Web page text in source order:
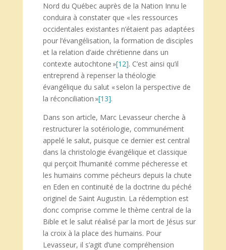
Nord du Québec auprès de la Nation Innu le
conduira à constater que « les ressources
occidentales existantes n’étaient pas adaptées
pour l’évangélisation, la formation de disciples
et la relation d’aide chrétienne dans un
contexte autochtone »[12]. C’est ainsi qu’il
entreprend à repenser la théologie
évangélique du salut « selon la perspective de
la réconciliation »[13].
Dans son article, Marc Levasseur cherche à
restructurer la sotériologie, communément
appelé le salut, puisque ce dernier est central
dans la christologie évangélique et classique
qui perçoit l’humanité comme pécheresse et
les humains comme pécheurs depuis la chute
en Eden en continuité de la doctrine du péché
originel de Saint Augustin. La rédemption est
donc comprise comme le thème central de la
Bible et le salut réalisé par la mort de Jésus sur
la croix à la place des humains. Pour
Levasseur, il s’agit d’une compréhension